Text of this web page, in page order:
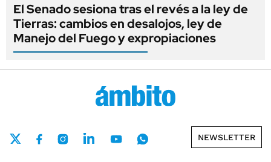
El Senado sesiona tras el revés a la ley de
Tierras: cambios en desalojos, ley de
Manejo del Fuego y expropiaciones
NEWSLETTER